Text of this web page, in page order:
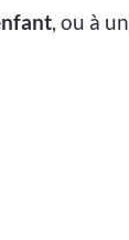
, ou à un